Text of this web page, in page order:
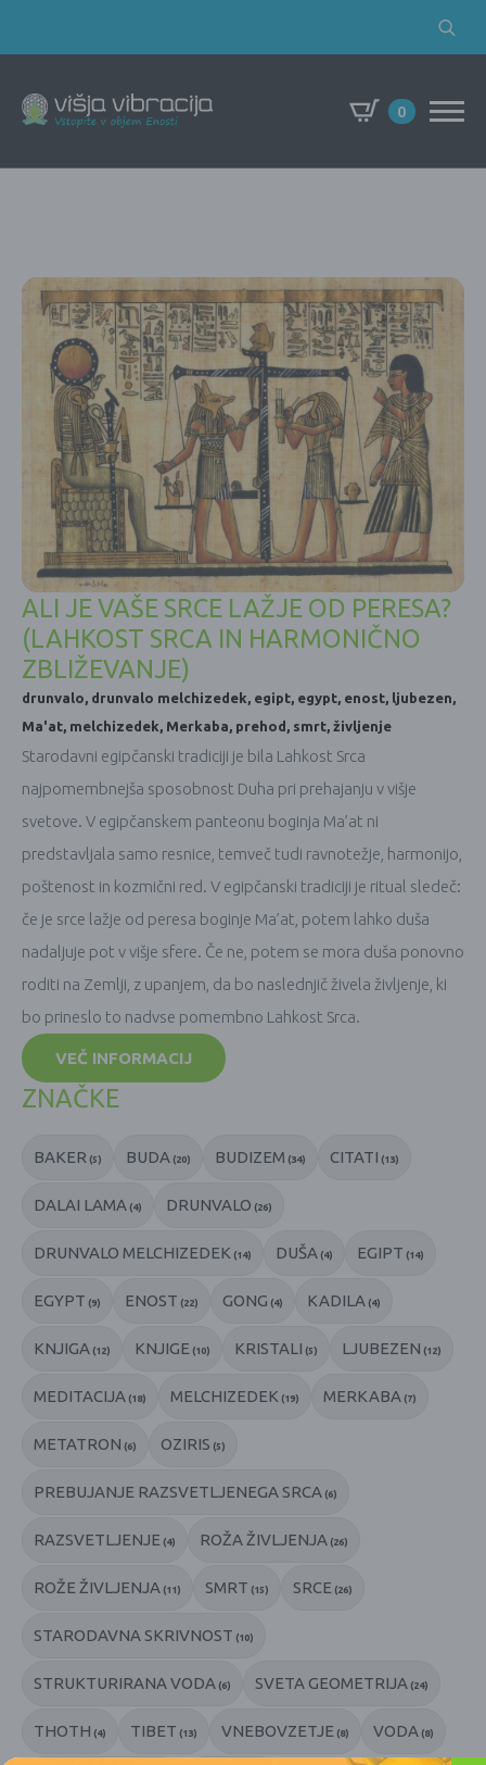
Search
0
ALI JE VAŠE SRCE LAŽJE OD PERESA?
(LAHKOST SRCA IN HARMONIČNO
ZBLIŽEVANJE)
drunvalo, drunvalo melchizedek, egipt, egypt, enost, ljubezen,
Ma'at, melchizedek, Merkaba, prehod , smrt, življenje
Starodavni egipčanski tradiciji je bila Lahkost Srca
najpomembnejša sposobnost Duha pri prehajanju v višje
svetove. V egipčanskem panteonu boginja Ma’at ni
predstavljala samo resnice, temveč tudi ravnotežje, harmonijo,
poštenost in kozmični red. V egipčanski tradiciji je ritual sledeč:
če je srce lažje od peresa boginje Ma’at, potem lahko duša
nadaljuje pot v višje sfere. Če ne, potem se mora duša ponovno
roditi na Zemlji, z upanjem, da bo naslednjič živela življenje, ki
bo prineslo to nadvse pomembno Lahkost Srca.
VEČ INFORMACIJ
ZNAČKE
BAKER (5) BUDA (20) BUDIZEM (34) CITATI (13)
DALAI LAMA (4) DRUNVALO (26)
DRUNVALO MELCHIZEDEK (14) DUŠA (4) EGIPT (14)
EGYPT (9) ENOST (22) GONG (4) KADILA (4)
KNJIGA (12) KNJIGE (10) KRISTALI (5) LJUBEZEN (12)
MEDITACIJA (18) MELCHIZEDEK (19) MERKABA (7)
METATRON (6) OZIRIS (5)
PREBUJANJE RAZSVETLJENEGA SRCA (6)
RAZSVETLJENJE (4) ROŽA ŽIVLJENJA (26)
ROŽE ŽIVLJENJA (11) SMRT (15) SRCE (26)
STARODAVNA SKRIVNOST (10)
STRUKTURIRANA VODA (6) SVETA GEOMETRIJA (24)
THOTH (4) TIBET (13) VNEBOVZETJE (8) VODA (8)